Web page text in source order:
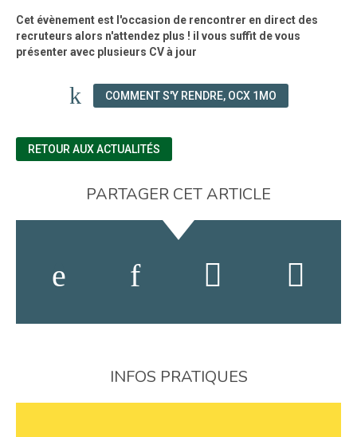
Cet évènement est l'occasion de rencontrer en direct des
recruteurs alors n'attendez plus ! il vous suffit de vous
présenter avec plusieurs CV à jour
COMMENT S'Y RENDRE, OCX 1MO
RETOUR AUX ACTUALITÉS
PARTAGER CET ARTICLE
INFOS PRATIQUES